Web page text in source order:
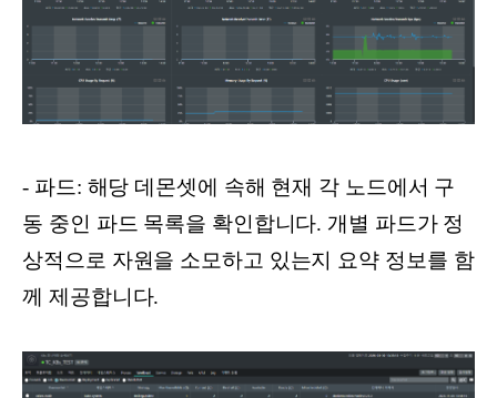
- 파드: 해당 데몬셋에 속해 현재 각 노드에서 구
동 중인 파드 목록을 확인합니다. 개별 파드가 정
상적으로 자원을 소모하고 있는지 요약 정보를 함
께 제공합니다.